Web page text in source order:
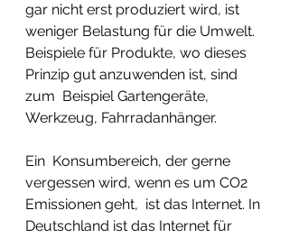
gar nicht erst produziert wird, ist
weniger Belastung für die Umwelt.
Beispiele für Produkte, wo dieses
Prinzip gut anzuwenden ist, sind
zum  Beispiel Gartengeräte,
Werkzeug, Fahrradanhänger.
Ein  Konsumbereich, der gerne
vergessen wird, wenn es um CO2
Emissionen geht,  ist das Internet. In
Deutschland ist das Internet für